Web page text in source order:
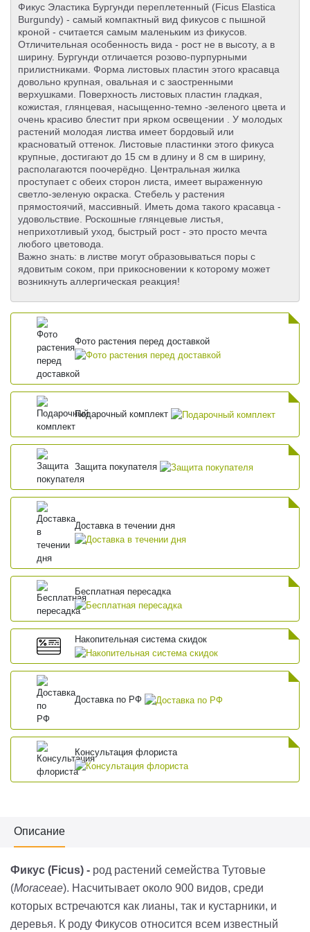
Фикус Эластика Бургунди переплетенный (Ficus Elastica
Burgundy) - самый компактный вид фикусов с пышной
кроной - считается самым маленьким из фикусов.
Отличительная особенность вида - рост не в высоту, а в
ширину. Бургунди отличается розово-пурпурными
прилистниками. Форма листовых пластин этого красавца
довольно крупная, овальная и с заостренными
верхушками. Поверхность листовых пластин гладкая,
кожистая, глянцевая, насыщенно-темно -зеленого цвета и
очень красиво блестит при ярком освещении . У молодых
растений молодая листва имеет бордовый или
красноватый оттенок. Листовые пластинки этого фикуса
крупные, достигают до 15 см в длину и 8 см в ширину,
располагаются поочерёдно. Центральная жилка
проступает с обеих сторон листа, имеет выраженную
светло-зеленую окраска. Стебель у растения
прямостоячий, массивный. Иметь дома такого красавца -
удовольствие. Роскошные глянцевые листья,
неприхотливый уход, быстрый рост - это просто мечта
любого цветовода.
Важно знать: в листве могут образовываться поры с
ядовитым соком, при прикосновении к которому может
возникнуть аллергическая реакция!
Фото растения перед доставкой
Подарочный комплект
Защита покупателя
Доставка в течении дня
Бесплатная пересадка
Накопительная система скидок
Доставка по РФ
Консультация флориста
Описание
Фикус (Ficus) - род растений семейства Тутовые
(Moraceae). Насчитывает около 900 видов, среди
которых встречаются как лианы, так и кустарники, и
деревья. К роду Фикусов относится всем известный